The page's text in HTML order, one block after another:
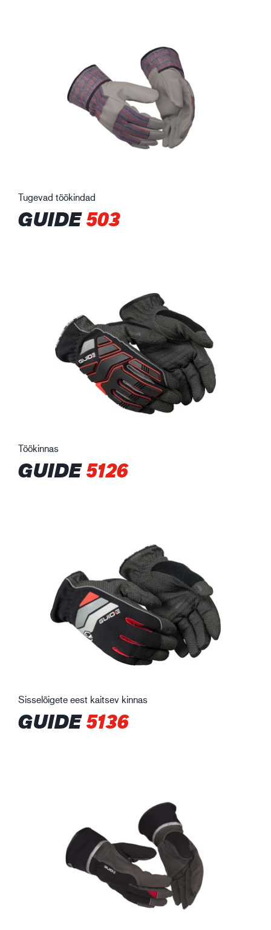
Tugevad töökindad
GUIDE503
Töökinnas
GUIDE5126
Sisselõigete eest kaitsev kinnas
GUIDE5136